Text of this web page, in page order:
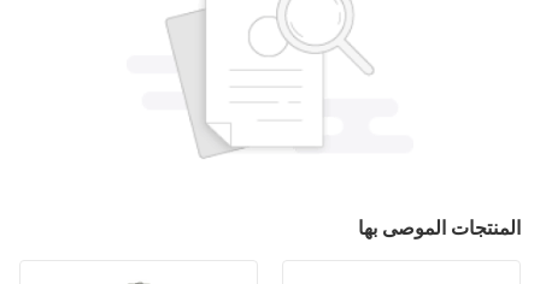
المنتجات الموصى بها